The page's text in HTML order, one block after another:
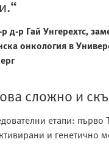
д-р Гай Унгерехтс,
онкология в
сложно и
етапи: първо
и генетично